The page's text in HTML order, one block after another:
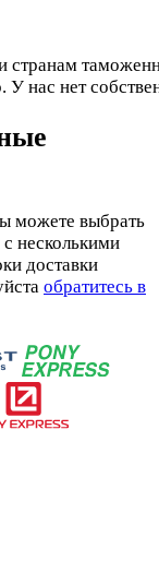
странам
нас нет
можете выбрать
несколькими
доставки
обратитесь в